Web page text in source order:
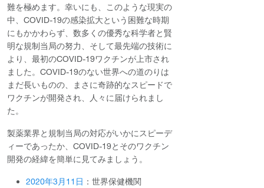
難を極めます。幸いにも、このような現実の
中、COVID-19の感染拡大という困難な時期
にもかかわらず、数多くの優秀な科学者と賢
明な規制当局の努力、そして最先端の技術に
より、最初のCOVID-19ワクチンが上市され
ました。COVID-19のない世界への道のりは
まだ長いものの、まさに奇跡的なスピードで
ワクチンが開発され、人々に届けられまし
た。
製薬業界と規制当局の対応がいかにスピーデ
ィーであったか、COVID-19とそのワクチン
開発の経緯を簡単に見てみましょう。
2020年3月11日 ：世界保健機関